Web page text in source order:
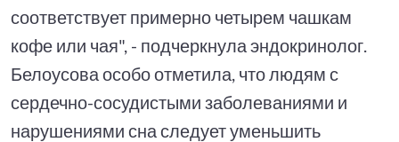
соответствует примерно четырем чашкам
кофе или чая", - подчеркнула эндокринолог.
Белоусова особо отметила, что людям с
сердечно-сосудистыми заболеваниями и
нарушениями сна следует уменьшить